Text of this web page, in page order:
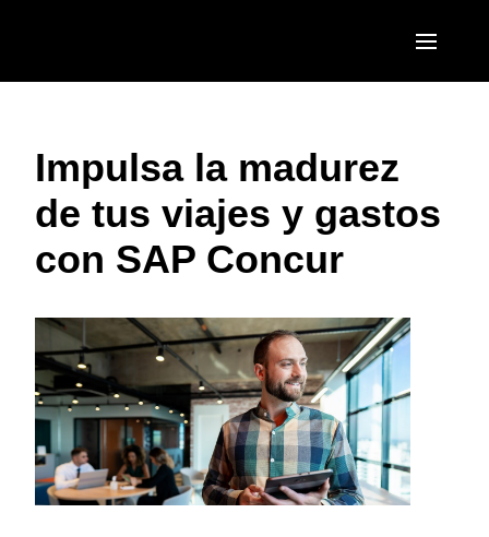
United States (English)
Canada (English)
Canada (Français)
Brasil (Português)
EUROPE
United Kingdom (English)
France (Français)
Italia (Italiano)
Nederlands (English)
Sweden (English)
Denmark (English)
ASIA PACIFIC
India (English)
日本（日本語)
Singapore (English)
Impulsa la madurez
de tus viajes y gastos
con SAP Concur